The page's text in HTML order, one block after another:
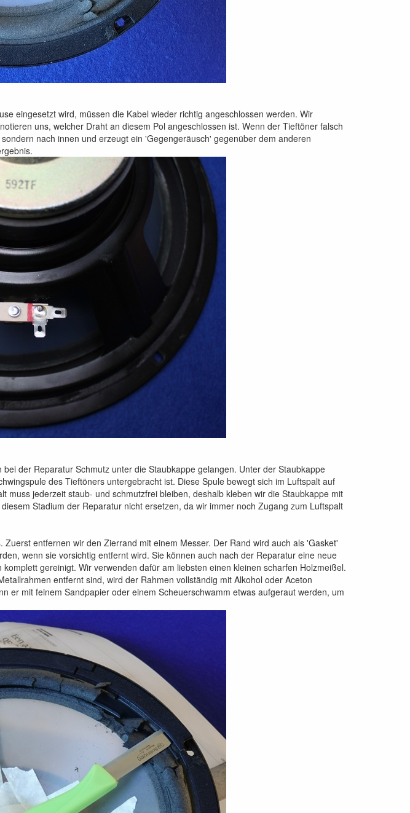
eingesetzt wird, müssen die Kabel wieder richtig angeschlossen werden. Wir
uns, welcher Draht an diesem Pol angeschlossen ist. Wenn der Tieftöner falsch
nach innen und erzeugt ein 'Gegengeräusch' gegenüber dem anderen
der Reparatur Schmutz unter die Staubkappe gelangen. Unter der Staubkappe
des Tieftöners untergebracht ist. Diese Spule bewegt sich im Luftspalt auf
muss jederzeit staub- und schmutzfrei bleiben, deshalb kleben wir die Staubkappe mit
Stadium der Reparatur nicht ersetzen, da wir immer noch Zugang zum Luftspalt
entfernen wir den Zierrand mit einem Messer. Der Rand wird auch als 'Gasket'
wenn sie vorsichtig entfernt wird. Sie können auch nach der Reparatur eine neue
gereinigt. Wir verwenden dafür am liebsten einen kleinen scharfen Holzmeißel.
entfernt sind, wird der Rahmen vollständig mit Alkohol oder Aceton
er mit feinem Sandpapier oder einem Scheuerschwamm etwas aufgeraut werden, um